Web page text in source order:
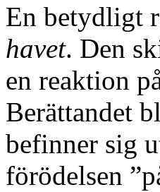
En betydligt
havet. Den
en reaktion
Berättandet
befinner sig
förödelsen